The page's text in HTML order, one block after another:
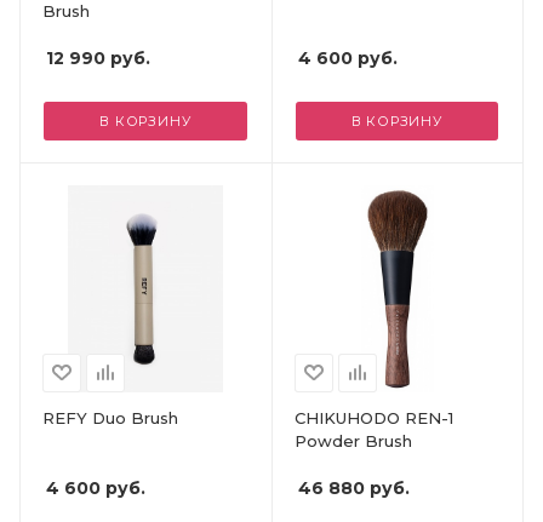
Brush
12 990 руб.
В КОРЗИНУ
4 600руб.
В КОРЗИНУ
REFY Duo Brush
4 600 руб.
CHIKUHODO REN-1
Powder Brush
46 880руб.